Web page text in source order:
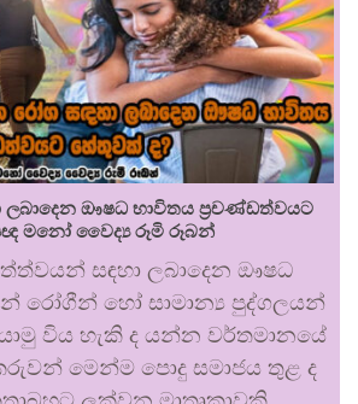
ලබාදෙන ඖෂධ භාවිතය ප්‍රචණ්ඩත්වයට
මනෝ වෛද්‍ය රූමි රූබන්
සඳහා ලබාදෙන ඖෂධ
රෝගීන් හෝ සාමාන්‍ය පුද්ගලයන්
විය හැකි ද යන්න වර්තමානයේ
මෙන්ම පොදු සමාජය තුළ ද